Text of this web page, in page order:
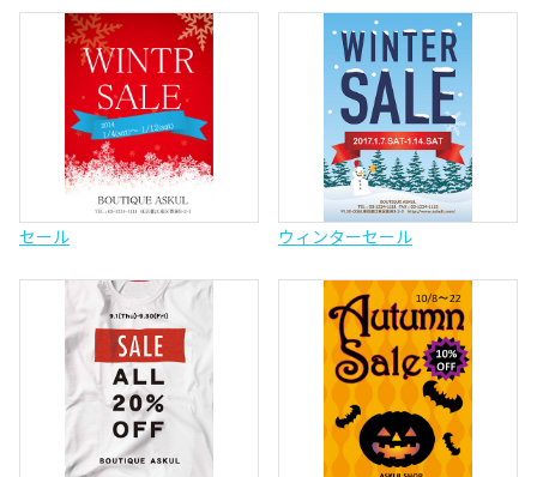
セール ウィンターセール